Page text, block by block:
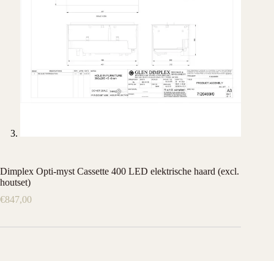
Dimplex Opti-myst Cassette 400 LED elektrische haard (excl.
houtset)
€847,00